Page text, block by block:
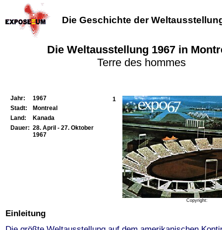
Die Geschichte der
Die Weltausstellung 1967 in
Terre des hommes
Jahr:
1967
Stadt:
Montreal
Land:
Kanada
Dauer: 28. April - 27. Oktober
1967
1
Copyright:
Einleitung